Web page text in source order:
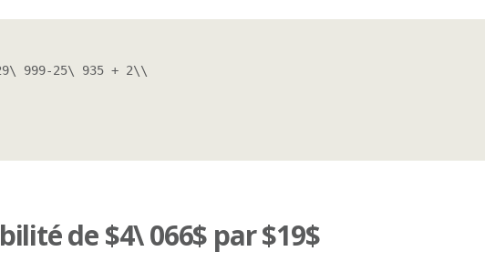
999-25\ 935 + 2\\
de $4\ 066$ par $19$